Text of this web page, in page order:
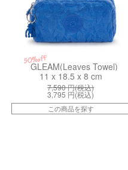
50%off
GLEAM(Leaves Towel)
11 x 18.5 x 8 cm
7,590円(税込)
3,795 円(税込)
この商品を探す